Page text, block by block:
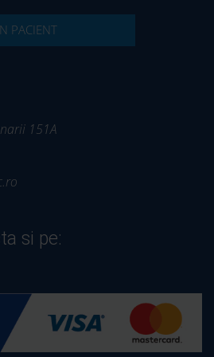
– gratuit
cu un CONTROL
🦷 Dr. Cristian Ivașcu –
peste 20 de ani de experiență în
PACIENT
151A
si pe: